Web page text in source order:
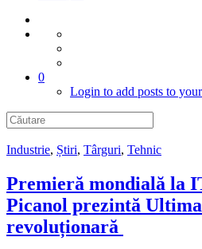
0
Login to add posts to
Industrie, Știri, Târguri, Tehnic
Premieră mondială la
Picanol prezintă
revoluționară